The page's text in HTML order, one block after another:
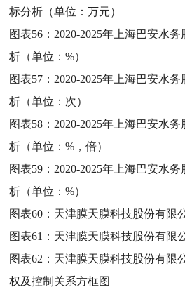
标分析（单位：万元）
图表56： 2020-2025年上海巴安水
析（单位：%）
图表57： 2020-2025年上海巴安水
析（单位：次）
图表58： 2020-2025年上海巴安水
析（单位：%，倍）
图表59： 2020-2025年上海巴安水
析（单位：%）
图表60： 天津膜天膜科技股份有限
图表61： 天津膜天膜科技股份有限
图表62： 天津膜天膜科技股份有限
权及控制关系方框图